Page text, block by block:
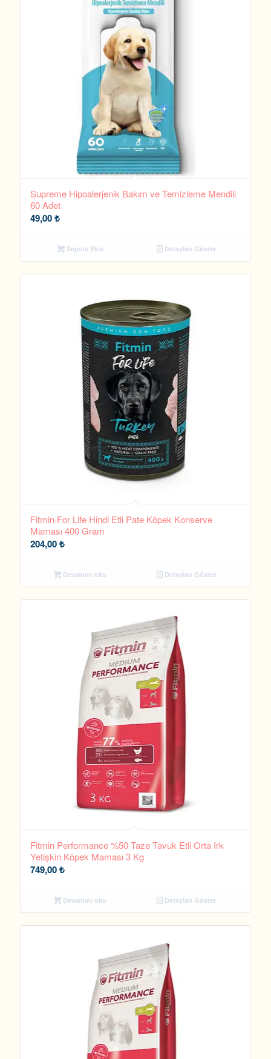
Supreme Hipoalerjenik Bakım ve Temizleme Mendili
60 Adet
49,00₺
Sepete Ekle Detayları Göster
Fitmin For Life Hindi Etli Pate Köpek Konserve
Maması 400 Gram
204,00₺
Devamını oku Detayları Göster
Fitmin Performance %50 Taze Tavuk Etli Orta Irk
Yetişkin Köpek Maması 3 Kg
749,00₺
Devamını oku Detayları Göster